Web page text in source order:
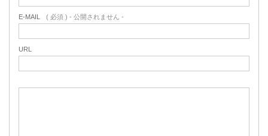
E-MAIL ( 必須 ) - 公開されません -
URL